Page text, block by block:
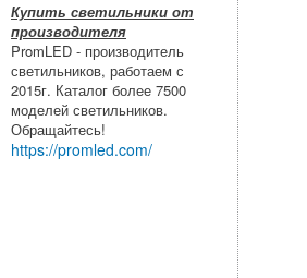
Купить светильники от
производителя
PromLED - производитель
светильников, работаем с
2015г. Каталог более 7500
моделей светильников.
Обращайтесь!
https://promled.com/